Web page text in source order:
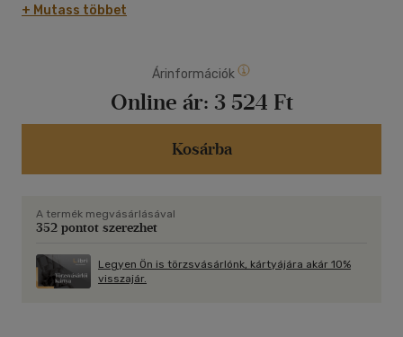
azonban valami új, izgalmas dolog kezdete is lehet, a férfi
ugyanis kifejezetten jóképű... és talán Josie sem közömbös
nyomtalanul eltűnik a lány életéből. Az elkövetkező hónapok
során a sors a legváratlanabb helyeken sodorja őket össze,
ám az idő sosem tűnik alkalmasnak. Végül újra eljön a
december; mit tartogat ez a karácsony Josie és Max
számára?Emily Stone gyönyörűen megírt, keserédes
+ Mutass többet
Árinformációk
Online ár: 3 524 Ft
Kosárba
A termék megvásárlásával
352 pontot szerezhet
Legyen Ön is törzsvásárlónk, kártyájára akár 10%
visszajár.